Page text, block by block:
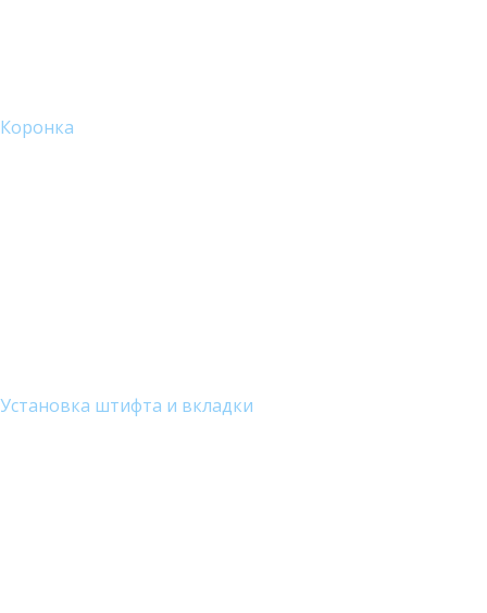
Коронка
Установка штифта и вкладки